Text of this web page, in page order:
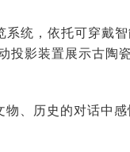
统，依托可穿戴
投影装置展示古陶
、历史的对话中